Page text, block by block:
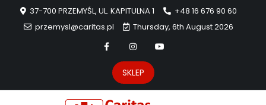
37-700 PRZEMYŚL, UL. KAPITULNA 1
+48 16 676 90 60
przemysl@caritas.pl
Thursday, 6th August 2026
SKLEP